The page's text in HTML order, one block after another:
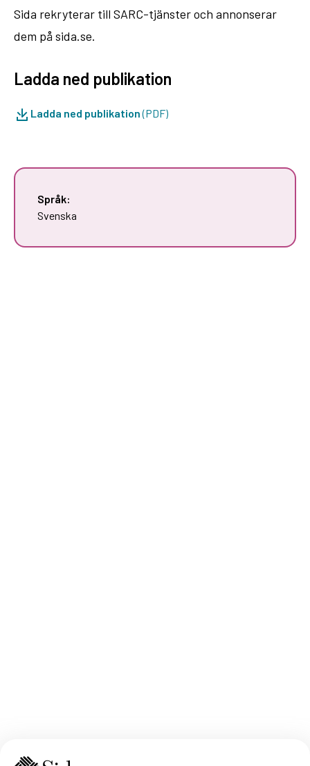
Sida rekryterar till SARC-tjänster och annonserar
dem på sida.se.
Ladda ned publikation
Ladda ned publikation(PDF)
Språk:
Svenska